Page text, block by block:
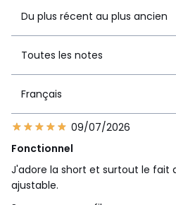
Du plus récent au plus ancien
Toutes les notes
Français
09/07/2026
Fonctionnel
J'adore la short et surtout le fait
ajustable.